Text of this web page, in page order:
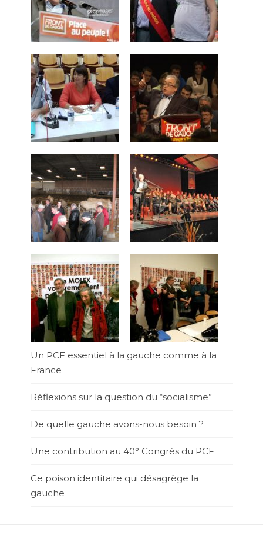
Un PCF essentiel à la gauche comme à la
France
Réflexions sur la question du “socialisme”
De quelle gauche avons-nous besoin ?
Une contribution au 40° Congrès du PCF
Ce poison identitaire qui désagrège la
gauche